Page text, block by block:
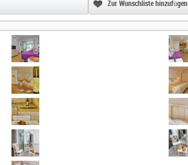
Zur Wunschliste hinzufügen